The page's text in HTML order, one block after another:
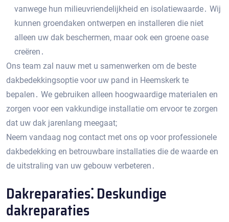
vanwege hun milieuvriendelijkheid en isolatiewaarde․ Wij
kunnen groendaken ontwerpen en installeren die niet
alleen uw dak beschermen‚ maar ook een groene oase
creëren․
Ons team zal nauw met u samenwerken om de beste
dakbedekkingsoptie voor uw pand in Heemskerk te
bepalen․ We gebruiken alleen hoogwaardige materialen en
zorgen voor een vakkundige installatie om ervoor te zorgen
dat uw dak jarenlang meegaat;
Neem vandaag nog contact met ons op voor professionele
dakbedekking en betrouwbare installaties die de waarde en
de uitstraling van uw gebouw verbeteren․
Dakreparaties⁚ Deskundige
dakreparaties